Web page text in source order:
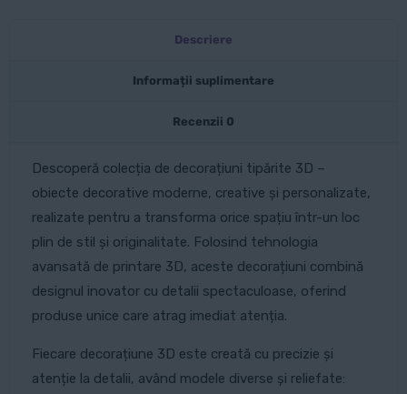
Descriere
Informații suplimentare
Recenzii 0
Descoperă colecția de decorațiuni tipărite 3D –
obiecte decorative moderne, creative și personalizate,
realizate pentru a transforma orice spațiu într-un loc
plin de stil și originalitate. Folosind tehnologia
avansată de printare 3D, aceste decorațiuni combină
designul inovator cu detalii spectaculoase, oferind
produse unice care atrag imediat atenția.
Fiecare decorațiune 3D este creată cu precizie și
atenție la detalii, având modele diverse și reliefate: